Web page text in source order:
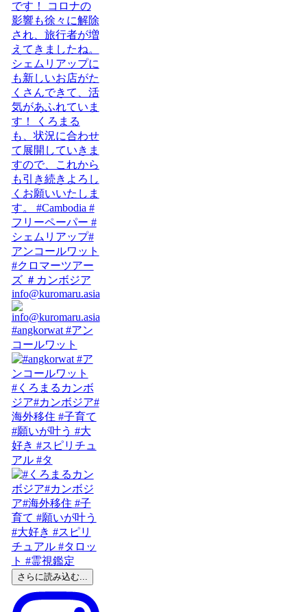
info@kuromaru.asia
#angkorwat #アン
コールワット
#くろまるカンボ
ジア#カンボジア#
海外移住 #子育て
#願いが叶う #大
好き #スピリチュ
アル #タ
さらに読み込む...